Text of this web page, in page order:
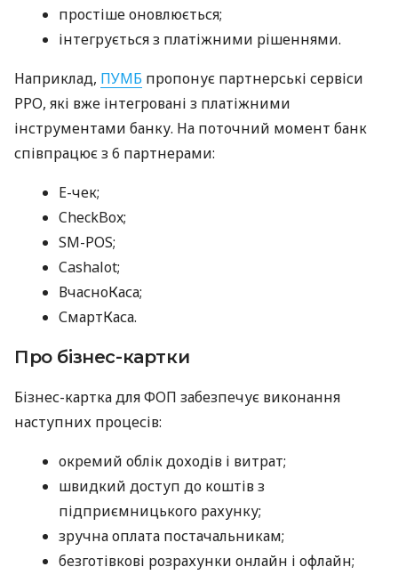
простіше оновлюється;
інтегрується з платіжними рішеннями.
Наприклад, ПУМБ пропонує партнерські сервіси
РРО, які вже інтегровані з платіжними
інструментами банку. На поточний момент банк
співпрацює з 6 партнерами:
E-чек;
CheckBox;
SM-POS;
Cashalot;
ВчасноКаса;
СмартКаса.
Про бізнес-картки
Бізнес-картка для ФОП забезпечує виконання
наступних процесів:
окремий облік доходів і витрат;
швидкий доступ до коштів з
підприємницького рахунку;
зручна оплата постачальникам;
безготівкові розрахунки онлайн і офлайн;